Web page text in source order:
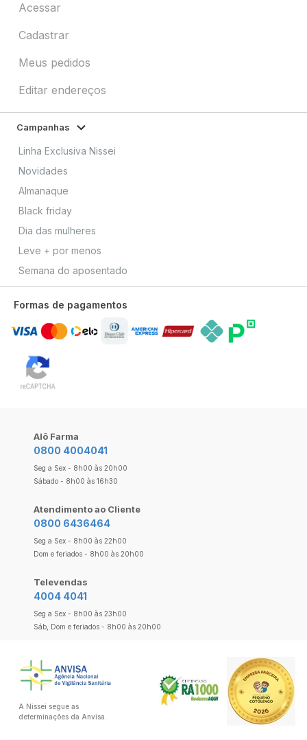
Acessar
Cadastrar
Meus pedidos
Editar endereços
Campanhas
Linha Exclusiva Nissei
Novidades
Almanaque
Black friday
Dia das mulheres
Leve + por menos
Semana do aposentado
Formas de pagamentos
Alô Farma
0800 4004041
Seg a Sex - 8h00 às 20h00
Sábado - 8h00 às 16h30
Atendimento ao Cliente
0800 6436464
Seg a Sex - 8h00 às 22h00
Dom e feriados - 8h00 às 20h00
Televendas
4004 4041
Seg a Sex - 8h00 às 23h00
Sáb, Dom e feriados - 8h00 às 20h00
A Nissei segue as
determinações da Anvisa.